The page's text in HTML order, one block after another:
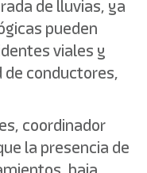
de lluvias, ya
pueden
viales y
de conductores,
coordinador
la presencia de